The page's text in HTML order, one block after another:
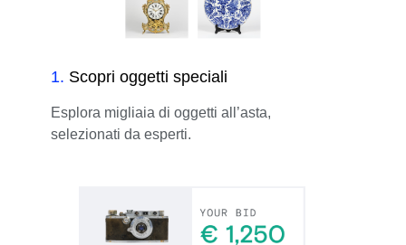
1. Scopri oggetti speciali
Esplora migliaia di oggetti all’asta,
selezionati da esperti.